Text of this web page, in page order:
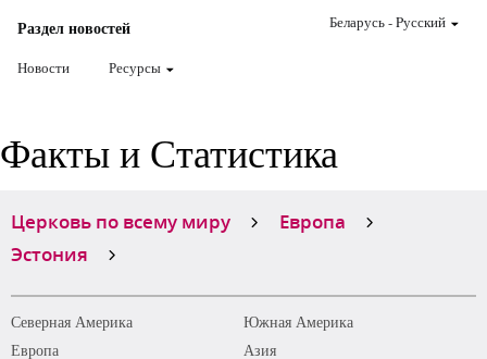
Раздел новостей
Новости Ресурсы
Беларусь-Pусский
Факты и Статистика
Церковь по всему миру
Европа
Эстония
Северная Америка
Южная Америка
Европа
Азия